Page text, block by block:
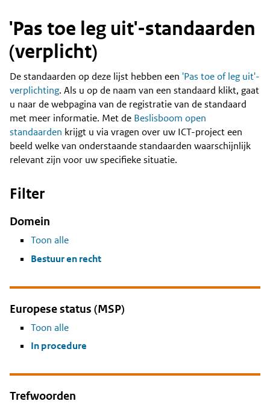
'Pas toe leg uit'-standaarden
(verplicht)
Content
De standaarden op deze lijst hebben een 'Pas toe of leg uit'-
verplichting. Als u op de naam van een standaard klikt, gaat
u naar de webpagina van de registratie van de standaard
met meer informatie. Met de Beslisboom open
standaarden krijgt u via vragen over uw ICT-project een
beeld welke van onderstaande standaarden waarschijnlijk
relevant zijn voor uw specifieke situatie.
Filter
Domein
Toon alle
Bestuur en recht
Europese status (MSP)
Toon alle
In procedure
Trefwoorden